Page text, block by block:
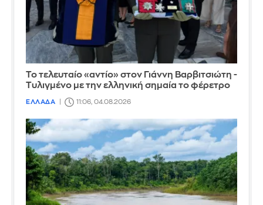
Το τελευταίο «αντίο» στον Γιάννη Βαρβιτσιώτη -
Τυλιγμένο με την ελληνική σημαία το φέρετρο
ΕΛΛΑΔΑ 11:06, 04.08.2026